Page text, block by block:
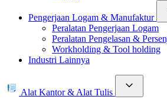
Pengerjaan Logam & Manufaktur
Peralatan Pengerjaan Logam
Peralatan Pengelasan &
Workholding & Tool holding
Industri Lainnya
Alat Kantor & Alat Tulis